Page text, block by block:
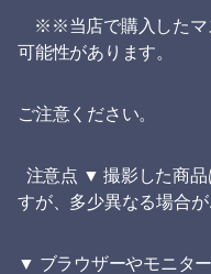
※※当店で購入したマ
可能性があります。
ご注意ください。
注意点 ▼ 撮影した商品
すが、多少異なる場合が
▼ ブラウザーやモニタ